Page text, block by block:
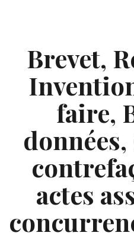
Brevet,
faire,
actes